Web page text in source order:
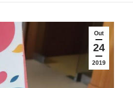
Out
24
2019